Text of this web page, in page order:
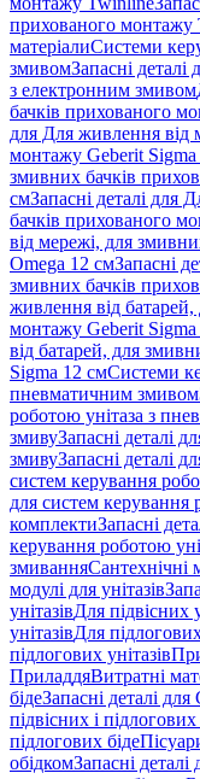
прихованого монтажу
матеріалиСистеми
змивомЗапасні
з електронним змивом
бачків прихованого
для Для живлення від
монтажу Geberit
змивних бачків
смЗапасні деталі для
бачків прихованого
від мережі, для
Omega 12 смЗапасні
змивних бачків
живлення від
монтажу Geberit
від батарей, для
Sigma 12 смСистеми
пневматичним змивом
роботою унітаза з
змивуЗапасні деталі
змивуЗапасні деталі
систем керування
для систем керування
комплектиЗапасні
керування роботою
змиванняСантехнічні
модулі для унітазів
унітазівДля підвісних
унітазівДля підлогових
підлогових унітазів
ПриладдяВитратні
бідеЗапасні деталі для
підвісних і підлогових
підлогових біде
обідкомЗапасні